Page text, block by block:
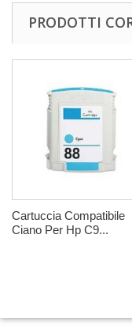
PRODOTTI
Cartuccia Compatibile
Ciano Per Hp C9...